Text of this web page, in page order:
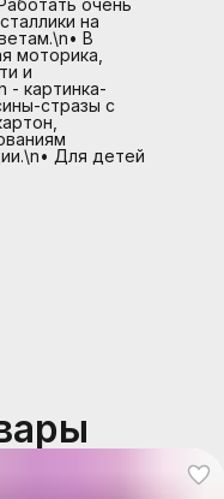
очень
на
В
моторика,
и
- картинка-
стразы с
Для детей